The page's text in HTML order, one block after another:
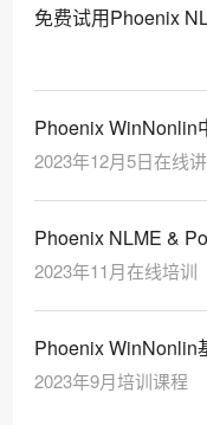
免费试用Phoenix
Phoenix WinNonlin
建模
2023年12月5日在线
Phoenix NLME &
2023年11月在线培训
Phoenix WinNonlin
2023年9月培训课程